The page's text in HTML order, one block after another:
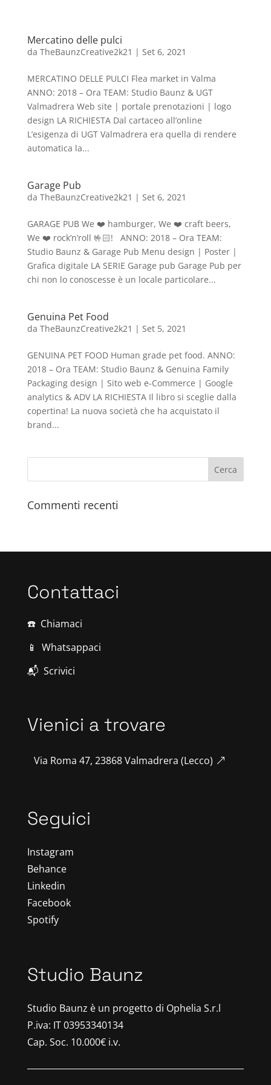
Mercatino delle pulci
da TheBaunzCreative2k21 | Set 6, 2021
MERCATINO DELLE PULCI Flea market in Valma
ANNO: 2018 – Ora TEAM: Studio Baunz & UGT
Valmadrera Web site | portale prenotazioni | logo
design LA RICHIESTA Dal cartaceo all’online
L’esigenza di UGT Valmadrera era quella di rendere
automatica la...
Garage Pub
da TheBaunzCreative2k21 | Set 6, 2021
GARAGE PUB We ❤️ hamburger, We ❤️ craft beers,
We ❤️ rock’n’roll 🤟🏻! ANNO: 2018 – Ora TEAM:
Studio Baunz & Garage Pub Menu design | Poster |
Grafica digitale LA SERIE Garage pub Garage Pub per
chi non lo conoscesse è un locale particolare...
Genuina Pet Food
da TheBaunzCreative2k21 | Set 5, 2021
GENUINA PET FOOD Human grade pet food. ANNO:
2018 – Ora TEAM: Studio Baunz & Genuina Family
Packaging design | Sito web e-Commerce | Google
analytics & ADV LA RICHIESTA Il libro si sceglie dalla
copertina! La nuova società che ha acquistato il
brand...
Commenti recenti
Contattaci
☎️ Chiamaci
📱 Whatsappaci
📬 Scrivici
Vienici a trovare
Via Roma 47, 23868 Valmadrera (Lecco)
Seguici
Instagram
Behance
Linkedin
Facebook
Spotify
Studio Baunz
Studio Baunz è un progetto di Ophelia S.r.l
P.iva: IT03953340134
Cap. Soc. 10.000€ i.v.